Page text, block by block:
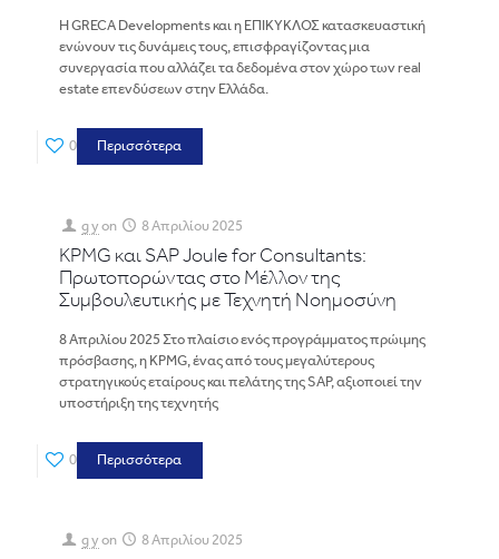
Η GRECA Developments και η ΕΠΙΚΥΚΛΟΣ κατασκευαστική
ενώνουν τις δυνάμεις τους, επισφραγίζοντας μια
συνεργασία που αλλάζει τα δεδομένα στον χώρο των real
estate επενδύσεων στην Ελλάδα.
0 Περισσότερα
g y on 8 Απριλίου 2025
KPMG και SAP Joule for Consultants:
Πρωτοπορώντας στο Μέλλον της
Συμβουλευτικής με Τεχνητή Νοημοσύνη
8 Απριλίου 2025 Στο πλαίσιο ενός προγράμματος πρώιμης
πρόσβασης, η KPMG, ένας από τους μεγαλύτερους
στρατηγικούς εταίρους και πελάτης της SAP, αξιοποιεί την
υποστήριξη της τεχνητής
0 Περισσότερα
g y on 8 Απριλίου 2025